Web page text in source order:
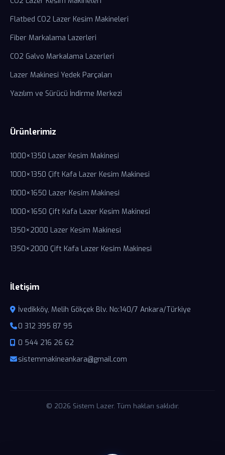
Flatbed CO2 Lazer Kesim Makineleri
Fiber Markalama Lazerleri
CO2 Galvo Markalama Lazerleri
Lazer Makinesi Yedek Parçaları
Yazılım ve Sürücü İndirme Merkezi
Ürünlerimiz
1000×1350 Lazer Kesim Makinesi
1000×1350 Çift Kafa Lazer Kesim Makinesi
1000×1650 Lazer Kesim Makinesi
1000×1650 Çift Kafa Lazer Kesim Makinesi
1350×2000 Lazer Kesim Makinesi
1350×2000 Çift Kafa Lazer Kesim Makinesi
İletişim
İvedikköy, Melih Gökçek Blv. No:140/7 Ankara/Türkiye
0 312 395 87 95
0 544 216 26 62
sistemmakineankara@gmail.com
© 2026 Sistem Lazer. Tüm hakları saklıdır.